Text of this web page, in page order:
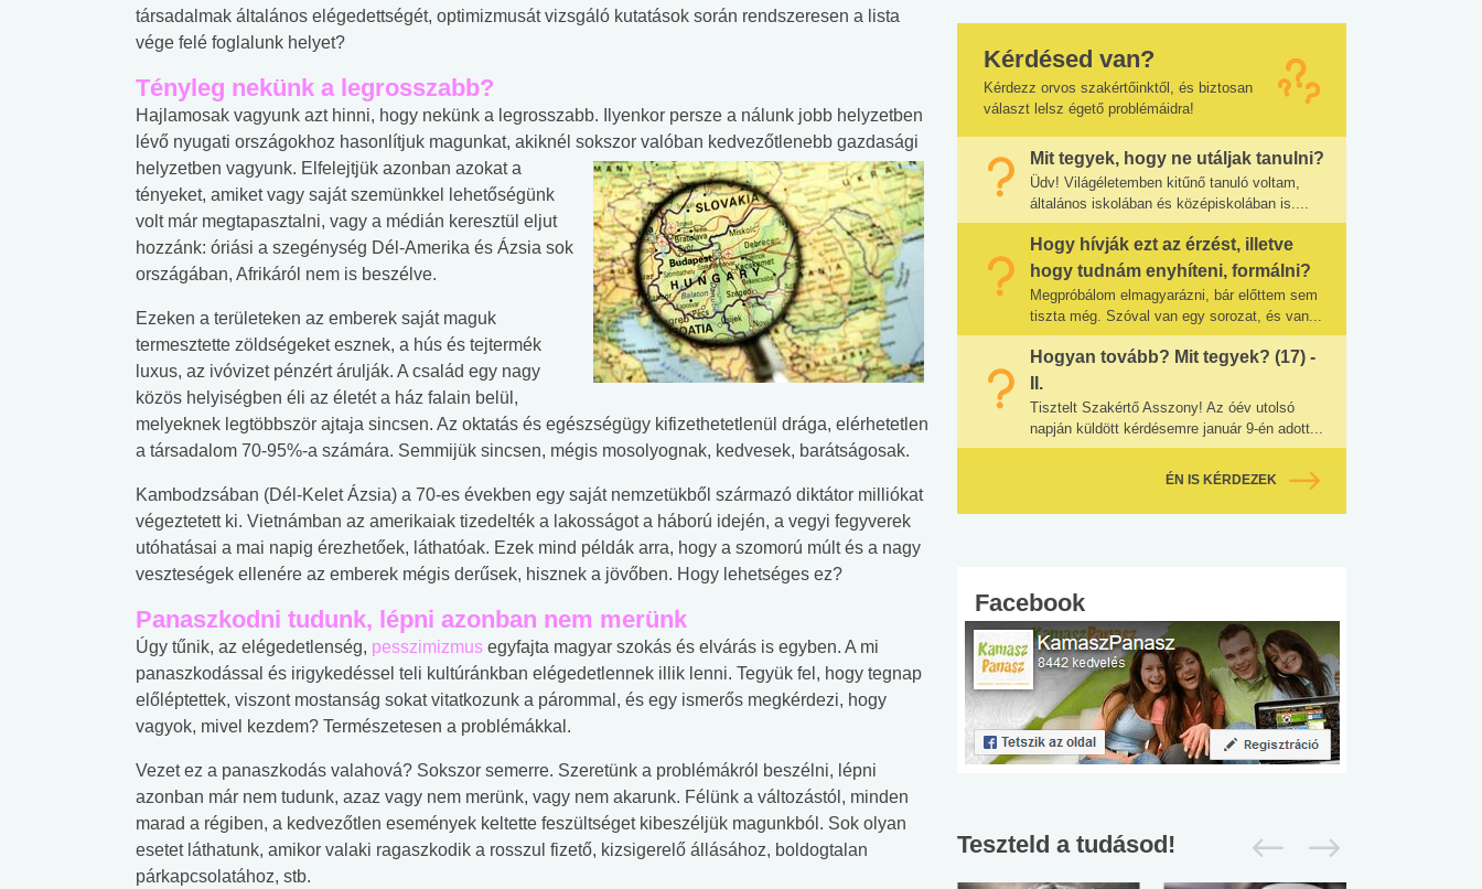
társadalmak általános elégedettségét, optimizmusát vizsgáló kutatások során rendszeresen a lista
vége felé foglalunk helyet?
Tényleg nekünk a legrosszabb?
Hajlamosak vagyunk azt hinni, hogy nekünk a legrosszabb. Ilyenkor persze a nálunk jobb helyzetben
lévő nyugati országokhoz hasonlítjuk magunkat, akiknél sokszor valóban kedvezőtlenebb gazdasági
helyzetben vagyunk. Elfelejtjük azonban azokat a
tényeket, amiket vagy saját szemünkkel lehetőségünk
volt már megtapasztalni, vagy a médián keresztül eljut
hozzánk: óriási a szegénység Dél-Amerika és Ázsia sok
országában, Afrikáról nem is beszélve.
Ezeken a területeken az emberek saját maguk
termesztette zöldségeket esznek, a hús és tejtermék
luxus, az ivóvizet pénzért árulják. A család egy nagy
közös helyiségben éli az életét a ház falain belül,
melyeknek legtöbbször ajtaja sincsen. Az oktatás és egészségügy kifizethetetlenül drága, elérhetetlen
a társadalom 70-95%-a számára. Semmijük sincsen, mégis mosolyognak, kedvesek, barátságosak.
Kambodzsában (Dél-Kelet Ázsia) a 70-es években egy saját nemzetükből származó diktátor milliókat
végeztetett ki. Vietnámban az amerikaiak tizedelték a lakosságot a háború idején, a vegyi fegyverek
utóhatásai a mai napig érezhetőek, láthatóak. Ezek mind példák arra, hogy a szomorú múlt és a nagy
veszteségek ellenére az emberek mégis derűsek, hisznek a jövőben. Hogy lehetséges ez?
Panaszkodni tudunk, lépni azonban nem merünk
Úgy tűnik, az elégedetlenség, pesszimizmus egyfajta magyar szokás és elvárás is egyben. A mi
panaszkodással és irigykedéssel teli kultúránkban elégedetlennek illik lenni. Tegyük fel, hogy tegnap
előléptettek, viszont mostanság sokat vitatkozunk a párommal, és egy ismerős megkérdezi, hogy
vagyok, mivel kezdem? Természetesen a problémákkal.
Vezet ez a panaszkodás valahová? Sokszor semerre. Szeretünk a problémákról beszélni, lépni
azonban már nem tudunk, azaz vagy nem merünk, vagy nem akarunk. Félünk a változástól, minden
marad a régiben, a kedvezőtlen események keltette feszültséget kibeszéljük magunkból. Sok olyan
esetet láthatunk, amikor valaki ragaszkodik a rosszul fizető, kizsigerelő állásához, boldogtalan
párkapcsolatához, stb.
Kérdésed van?
Kérdezz orvos szakértőinktől, és biztosan
választ lelsz égető problémáidra!
Mit tegyek, hogy ne utáljak tanulni?
Üdv! Világéletemben kitűnő tanuló voltam,
általános iskolában és középiskolában is....
Hogy hívják ezt az érzést, illetve
hogy tudnám enyhíteni, formálni?
Megpróbálom elmagyarázni, bár előttem sem
tiszta még. Szóval van egy sorozat, és van...
Hogyan tovább? Mit tegyek? (17) -
II.
Tisztelt Szakértő Asszony! Az óév utolsó
napján küldött kérdésemre január 9-én adott...
ÉN IS KÉRDEZEK
Facebook
Teszteld a tudásod!